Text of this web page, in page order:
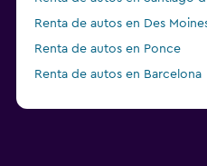
Renta de autos en Des
Renta de autos en Ponce
Renta de autos en Barcelona